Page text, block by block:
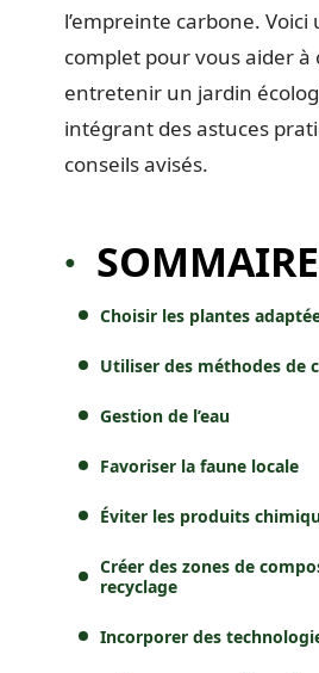
l’empreinte carbone. Voici
complet pour vous aider à
entretenir un jardin
intégrant des astuces
conseils avisés.
SOMMAIRE
Choisir les plantes
Utiliser des méthodes de
Gestion de l’eau
Favoriser la faune locale
Éviter les produits
Créer des zones de
recyclage
Incorporer des